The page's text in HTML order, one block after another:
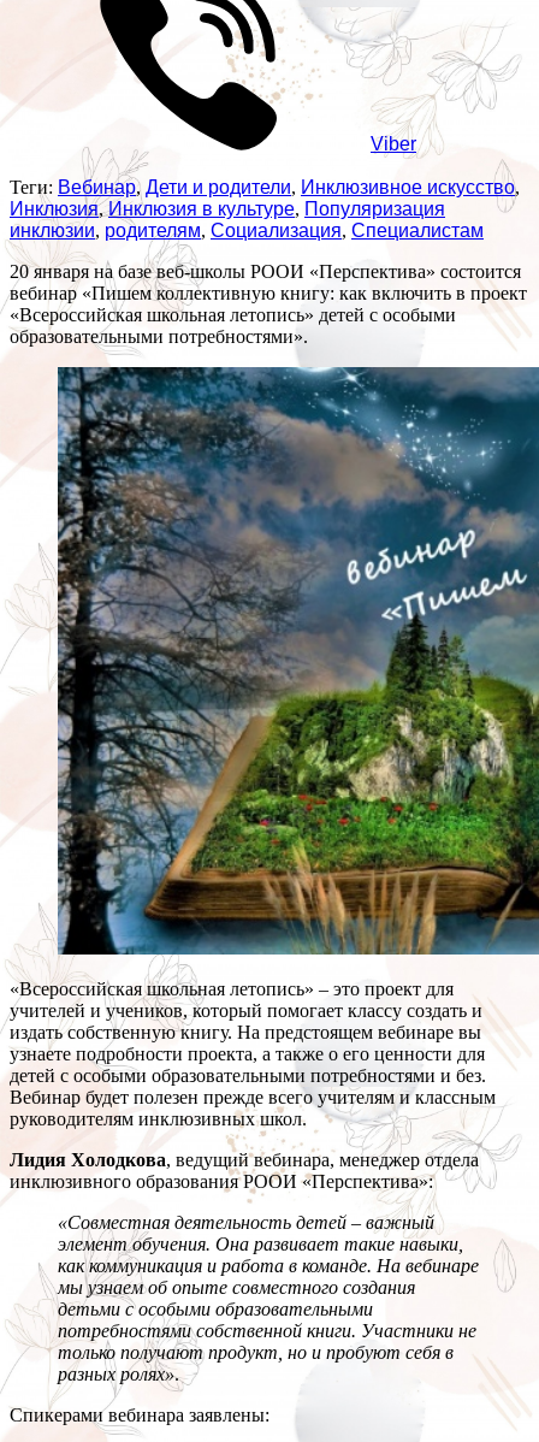
Viber
Теги: Вебинар, Дети и родители, Инклюзивное искусство,
Инклюзия,Инклюзия в культуре, Популяризация
инклюзии, родителям, Социализация, Специалистам
20 января на базе веб-школы РООИ «Перспектива» состоится
вебинар «Пишем коллективную книгу: как включить в проект
«Всероссийская школьная летопись» детей с особыми
образовательными потребностями».
«Всероссийская школьная летопись» – это проект для
учителей и учеников, который помогает классу создать и
издать собственную книгу. На предстоящем вебинаре вы
узнаете подробности проекта, а также о его ценности для
детей с особыми образовательными потребностями и без.
Вебинар будет полезен прежде всего учителям и классным
руководителям инклюзивных школ.
Лидия Холодкова, ведущий вебинара, менеджер отдела
инклюзивного образования РООИ «Перспектива»:
«Совместная деятельность детей – важный
элемент обучения. Она развивает такие навыки,
как коммуникация и работа в команде. На вебинаре
мы узнаем об опыте совместного создания
детьми с особыми образовательными
потребностями собственной книги. Участники не
только получают продукт, но и пробуют себя в
разных ролях».
Спикерами вебинара заявлены: